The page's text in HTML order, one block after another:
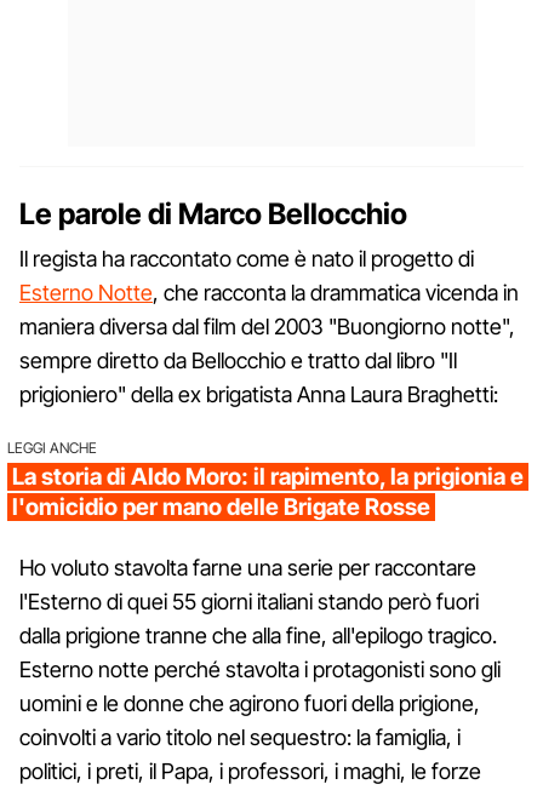
Le parole di Marco Bellocchio
Il regista ha raccontato come è nato il progetto di
Esterno Notte, che racconta la drammatica vicenda in
maniera diversa dal film del 2003 "Buongiorno notte",
sempre diretto da Bellocchio e tratto dal libro "Il
prigioniero" della ex brigatista Anna Laura Braghetti:
LEGGI ANCHE
La storia di Aldo Moro: il rapimento, la prigionia e
l'omicidio per mano delle Brigate Rosse
Ho voluto stavolta farne una serie per raccontare
l'Esterno di quei 55 giorni italiani stando però fuori
dalla prigione tranne che alla fine, all'epilogo tragico.
Esterno notte perché stavolta i protagonisti sono gli
uomini e le donne che agirono fuori della prigione,
coinvolti a vario titolo nel sequestro: la famiglia, i
politici, i preti, il Papa, i professori, i maghi, le forze